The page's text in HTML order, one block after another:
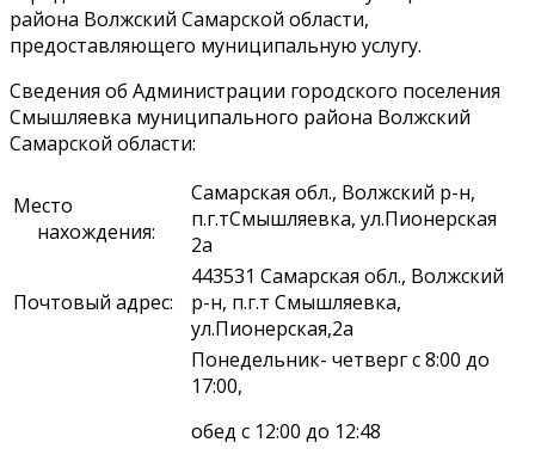
района Волжский Самарской области,
предоставляющего муниципальную услугу.
Сведения об Администрации городского поселения
Смышляевка муниципального района Волжский
Самарской области:
Место
нахождения:
Самарская обл., Волжский р-н,
п.г.тСмышляевка, ул.Пионерская
2а
Почтовый адрес:
443531 Самарская обл., Волжский
р-н, п.г.т Смышляевка,
ул.Пионерская,2а
Понедельник- четверг с 8:00 до
17:00,
обед с 12:00 до 12:48